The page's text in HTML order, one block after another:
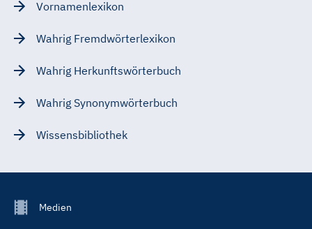
Vornamenlexikon
Wahrig Fremdwörterlexikon
Wahrig Herkunftswörterbuch
Wahrig Synonymwörterbuch
Wissensbibliothek
FooterMedien